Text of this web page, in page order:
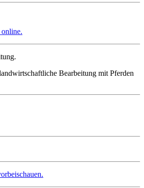
Bearbeitung mit Pferden